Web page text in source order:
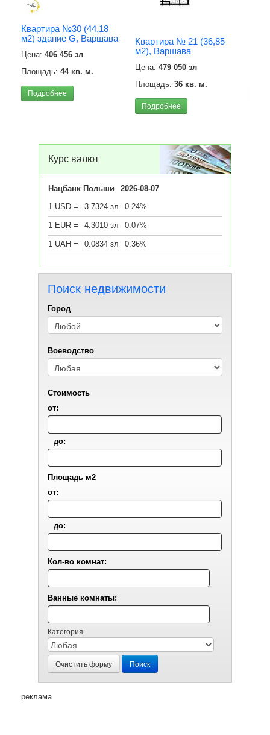
Квартира №30 (44,18
м2) здание G, Варшава
Цена: 406 456 зл
Площадь: 44 кв. м.
Подробнее
Квартира № 21 (36,85
м2), Варшава
Цена: 479 050 зл
Площадь: 36 кв. м.
Подробнее
Курс валют
Нацбанк Польши
2026-08-07
1 USD =
3.7324 зл 0.24%
1 EUR = 4.3010 зл 0.07%
1 UAH = 0.0834 зл 0.36%
Поиск недвижимости
Город
Воеводствo
Стоимость
от:
до:
Площадь м2
от:
до:
Кол-во комнат:
Ванные комнаты:
Категория
Очистить форму Поиск
реклама